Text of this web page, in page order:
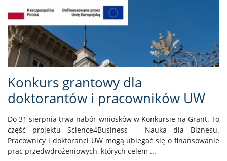
Konkurs grantowy dla
doktorantów i pracowników UW
Do 31 sierpnia trwa nabór wniosków w Konkursie na Grant. To
część projektu Science4Business – Nauka dla Biznesu.
Pracownicy i doktoranci UW mogą ubiegać się o finansowanie
prac przedwdrożeniowych, których celem ...